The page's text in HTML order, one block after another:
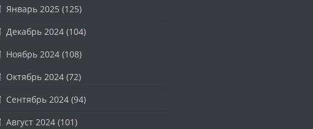
Январь 2025 (125)
Декабрь 2024(104)
Ноябрь 2024(108)
Октябрь 2024(72)
Сентябрь 2024(94)
Август 2024(101)